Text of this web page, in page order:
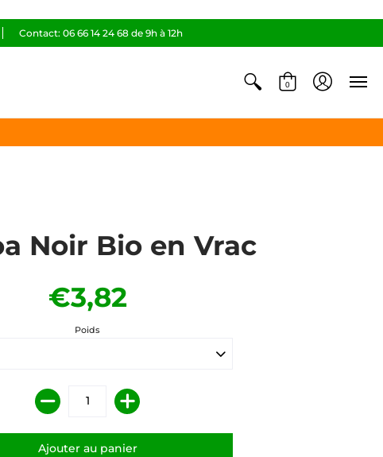
Contact: 06 66 14 24 68 de 9h à 12h
0
Noir Bio en Vrac
€3,82
Poids